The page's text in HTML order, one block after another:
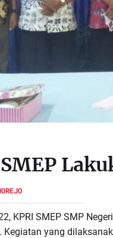
KPRI SMEP SMP
Kegiatan yang